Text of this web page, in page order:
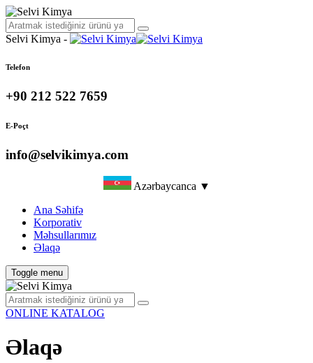
Selvi Kimya -
Telefon
+90 212 522 7659
E-Poçt
info@selvikimya.com
Azərbaycanca ▼
Ana Səhifə
Korporativ
Məhsullarımız
Əlaqə
Toggle menu
ONLINE KATALOG
Əlaqə